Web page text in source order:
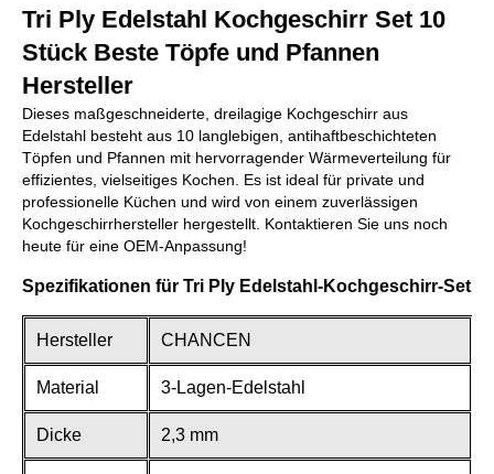
Tri Ply Edelstahl Kochgeschirr Set 10
Stück Beste Töpfe und Pfannen
Hersteller
Dieses maßgeschneiderte, dreilagige Kochgeschirr aus
Edelstahl besteht aus 10 langlebigen, antihaftbeschichteten
Töpfen und Pfannen mit hervorragender Wärmeverteilung für
effizientes, vielseitiges Kochen. Es ist ideal für private und
professionelle Küchen und wird von einem zuverlässigen
Kochgeschirrhersteller hergestellt. Kontaktieren Sie uns noch
heute für eine OEM-Anpassung!
Spezifikationen für Tri Ply Edelstahl-Kochgeschirr-Set
Hersteller CHANCEN
Material 3-Lagen-Edelstahl
Dicke 2,3 mm